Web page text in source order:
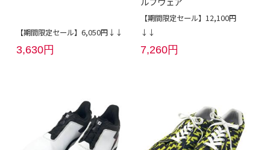
【期間限定セール】6,050円↓↓
3,630円
【期間限定セール】12,100円
↓↓
7,260円